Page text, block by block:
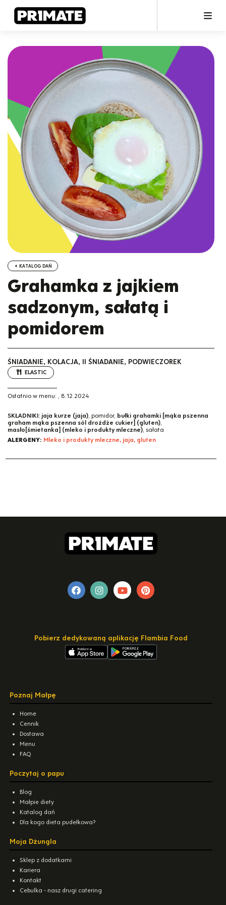
KATALOG DAŃ
Grahamka z jajkiem
sadzonym, sałatą i
pomidorem
ŚNIADANIE, KOLACJA, II ŚNIADANIE, PODWIECZOREK
ELASTIC
Ostatnio w menu: 8.12.2024
SKŁADNIKI: jaja kurze (jaja), pomidor, bułki grahamki [mąka pszenna
graham mąka pszenna sól drożdże cukier] (gluten),
masło[śmietanka] (mleko i produkty mleczne), sałata
ALERGENY: Mleko i produkty mleczne, jaja, gluten
Pobierz dedykowaną aplikację Flambia Food
Poznaj Małpę
Home
Cennik
Dostawa
Menu
FAQ
Poczytaj o papu
Blog
Małpie diety
Katalog dań
Dla kogo dieta pudełkowa?
Moja Dżungla
Sklep z dodatkami
Kariera
Kontakt
Cebulka - nasz drugi catering